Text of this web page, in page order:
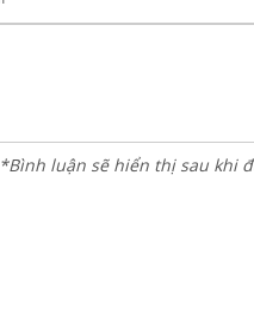
*Bình luận sẽ hiển thị sau khi